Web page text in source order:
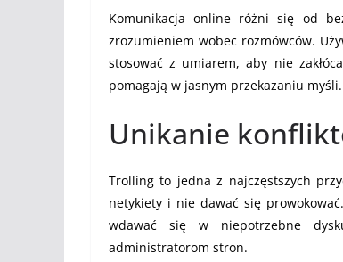
Komunikacja online różni się od
zrozumieniem wobec rozmówców.
stosować z umiarem, aby nie
pomagają w jasnym przekazaniu myśli.
Unikanie
Trolling to jedna z najczęstszych
netykiety i nie dawać się
wdawać się w niepotrzebne
administratorom stron.